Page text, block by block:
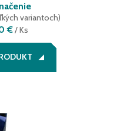
variantoch)
€/ Ks